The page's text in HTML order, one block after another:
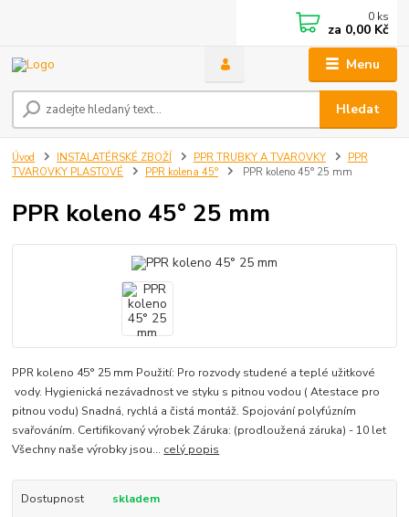
Menu
Hledat
0 ks
za 0,00 Kč
Úvod INSTALATÉRSKÉ ZBOŽÍ PPR TRUBKY A TVAROVKY
PPR
TVAROVKY PLASTOVÉ
PPR kolena 45° PPR koleno 45° 25 mm
PPR koleno 45° 25 mm
PPR koleno 45° 25 mm Použití: Pro rozvody studené a teplé užitkové
vody. Hygienická nezávadnost ve styku s pitnou vodou ( Atestace pro
pitnou vodu) Snadná, rychlá a čistá montáž. Spojování polyfúzním
svařováním. Certifikovaný výrobek Záruka: (prodloužená záruka) - 10 let
Všechny naše výrobky jsou... celý popis
Dostupnost skladem